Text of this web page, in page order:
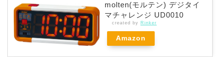
molten(モルテン) デジタイ
マチャレンジ UD0010
created by Rinker
Amazon